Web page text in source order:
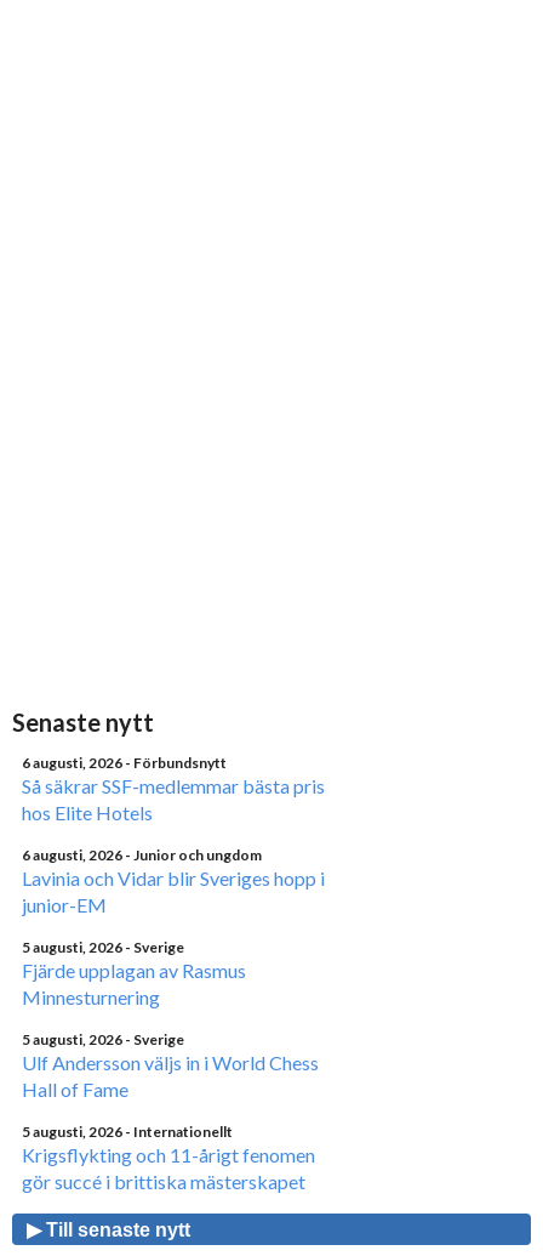
Senaste nytt
6 augusti, 2026 - Förbundsnytt
Så säkrar SSF-medlemmar bästa pris
hos Elite Hotels
6 augusti, 2026 - Junior och ungdom
Lavinia och Vidar blir Sveriges hopp i
junior-EM
5 augusti, 2026 - Sverige
Fjärde upplagan av Rasmus
Minnesturnering
5 augusti, 2026 - Sverige
Ulf Andersson väljs in i World Chess
Hall of Fame
5 augusti, 2026 - Internationellt
Krigsflykting och 11-årigt fenomen
gör succé i brittiska mästerskapet
▶ Till senaste nytt